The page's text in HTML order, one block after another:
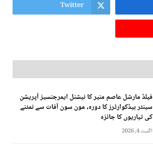
Twitter
فیلڈ مارشل عاصم منیر کا نیشنل ایمرجنسیز آپریشن
سینٹر ہیڈکوارٹرز کا دورہ، مون سون آفات سے نمٹنے
کی تیاریوں کا جائزہ
اگست 4, 2026